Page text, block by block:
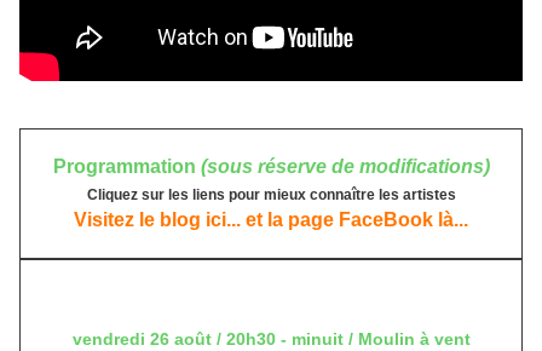
Programmation (sous réserve de modifications)
Cliquez sur les liens pour mieux connaître les artistes
Visitez le blog ici... et la page FaceBook là...
vendredi 26 août / 20h30 - minuit / Moulin à vent